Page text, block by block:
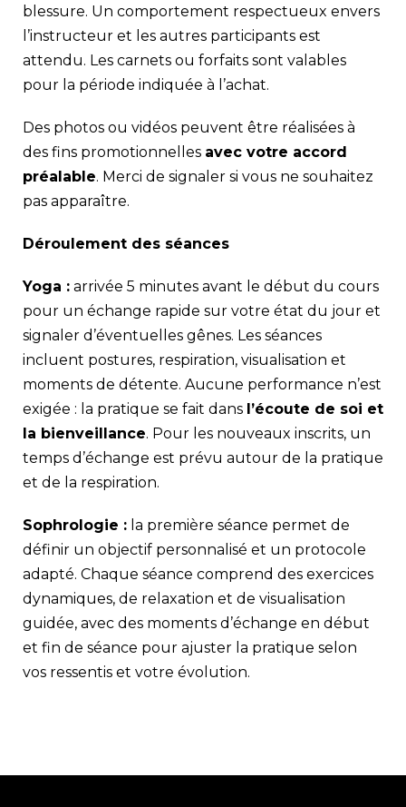
blessure. Un comportement respectueux envers
l’instructeur et les autres participants est
attendu. Les carnets ou forfaits sont valables
pour la période indiquée à l’achat.
Des photos ou vidéos peuvent être réalisées à
des fins promotionnelles avec votre accord
préalable. Merci de signaler si vous ne souhaitez
pas apparaître.
Déroulement des séances
Yoga : arrivée 5 minutes avant le début du cours
pour un échange rapide sur votre état du jour et
signaler d’éventuelles gênes. Les séances
incluent postures, respiration, visualisation et
moments de détente. Aucune performance n’est
exigée : la pratique se fait dans l’écoute de soi et
la bienveillance. Pour les nouveaux inscrits, un
temps d’échange est prévu autour de la pratique
et de la respiration.
Sophrologie : la première séance permet de
définir un objectif personnalisé et un protocole
adapté. Chaque séance comprend des exercices
dynamiques, de relaxation et de visualisation
guidée, avec des moments d’échange en début
et fin de séance pour ajuster la pratique selon
vos ressentis et votre évolution.